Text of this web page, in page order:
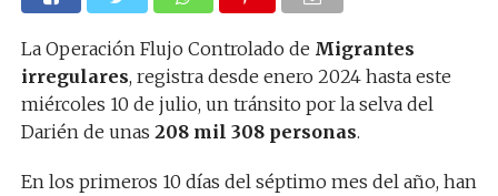
La Operación Flujo Controlado de Migrantes
irregulares, registra desde enero 2024 hasta este
miércoles 10 de julio, un tránsito por la selva del
Darién de unas 208 mil 308 personas.
En los primeros 10 días del séptimo mes del año, han